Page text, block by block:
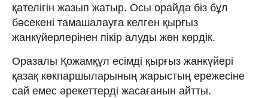
қателігін жазып жатыр. Осы орайда біз бұл
бәсекені тамашалауға келген қырғыз
жанкүйерлерінен пікір алуды жөн көрдік.
Оразалы Қожамқұл есімді қырғыз жанкүйері
қазақ көкпаршыларының жарыстың ережесіне
сай емес әрекеттерді жасағанын айтты.